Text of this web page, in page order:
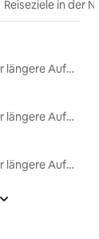
Reiseziele in der
Unterkünfte für längere Aufenthalte
Unterkünfte für längere Aufenthalte
Unterkünfte für längere Aufenthalte